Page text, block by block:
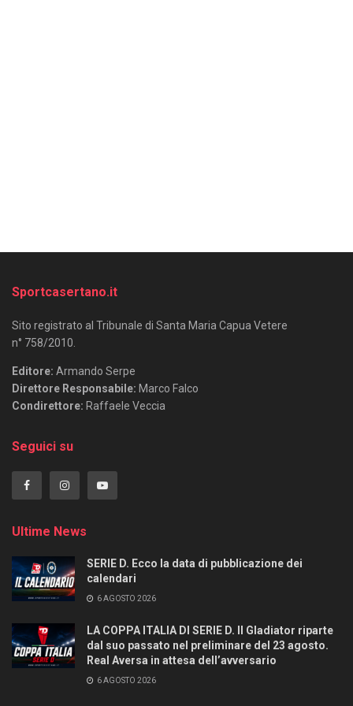
Sportcasertano.it
Sito registrato al Tribunale di Santa Maria Capua Vetere
n° 758/2010.
Editore: Armando Serpe
Direttore Responsabile: Marco Falco
Condirettore: Raffaele Veccia
Seguici su
Ultime News
SERIE D. Ecco la data di pubblicazione dei
calendari
6 AGOSTO 2026
LA COPPA ITALIA DI SERIE D. Il Gladiator riparte
dal suo passato nel preliminare del 23 agosto.
Real Aversa in attesa dell’avversario
6 AGOSTO 2026